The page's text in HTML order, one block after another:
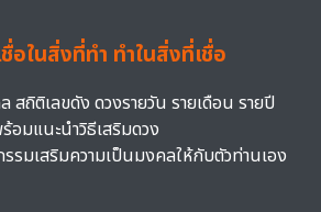
อในสิ่งที่ทำ ทำในสิ่งที่เชื่อ
สถิติเลขดัง ดวงรายวัน รายเดือน รายปี
อมแนะนำวิธีเสริมดวง
รมเสริมความเป็นมงคลให้กับตัวท่านเอง